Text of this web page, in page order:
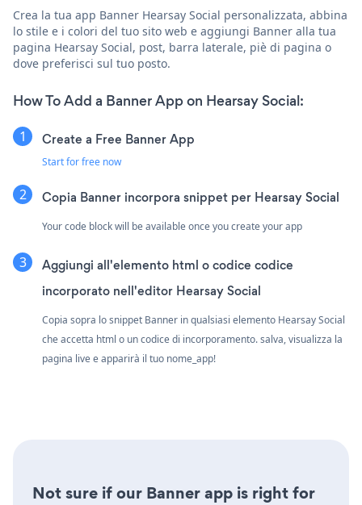
Crea la tua app Banner Hearsay Social personalizzata, abbina
lo stile e i colori del tuo sito web e aggiungi Banner alla tua
pagina Hearsay Social, post, barra laterale, piè di pagina o
dove preferisci sul tuo posto.
How To Add a Banner App on Hearsay Social:
Create a Free Banner App
Start for free now
Copia Banner incorpora snippet per Hearsay Social
Your code block will be available once you create your app
Aggiungi all'elemento html o codice codice
incorporato nell'editor Hearsay Social
Copia sopra lo snippet Banner in qualsiasi elemento Hearsay Social
che accetta html o un codice di incorporamento. salva, visualizza la
pagina live e apparirà il tuo nome_app!
Not sure if our Banner app is right for